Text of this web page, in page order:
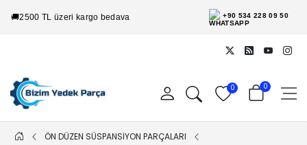
🚚2500 TL üzeri kargo bedava +90 534 228 09 50
0 0
ÖN DÜZEN SÜSPANSİYON PARÇALARI